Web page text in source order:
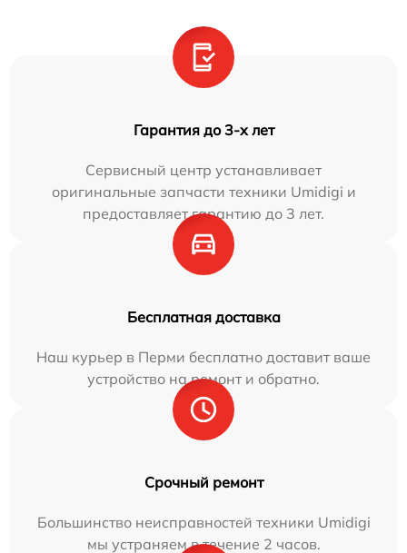
Гарантия до 3-х лет
Сервисный центр устанавливает
оригинальные запчасти техники Umidigi и
предоставляет гарантию до 3 лет.
Бесплатная доставка
Наш курьер в Перми бесплатно доставит ваше
устройство на ремонт и обратно.
Срочный ремонт
Большинство неисправностей техники Umidigi
мы устраняем в течение 2 часов.